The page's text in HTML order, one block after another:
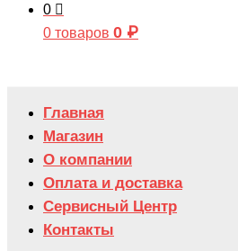
0
0 товаров 0 ₽
Главная
Магазин
О компании
Оплата и доставка
Сервисный Центр
Контакты